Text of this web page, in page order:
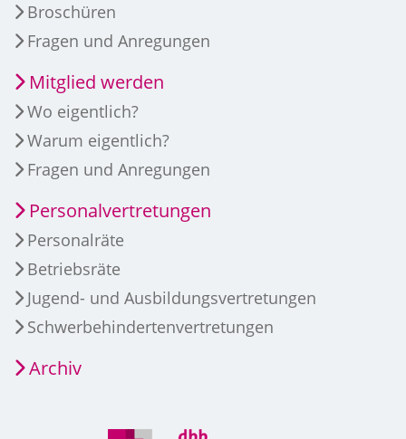
Broschüren
Fragen und Anregungen
Mitglied werden
Wo eigentlich?
Warum eigentlich?
Fragen und Anregungen
Personalvertretungen
Personalräte
Betriebsräte
Jugend- und Ausbildungsvertretungen
Schwerbehindertenvertretungen
Archiv